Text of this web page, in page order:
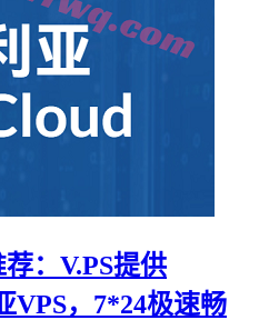
：V.PS提供
VPS，7*24极速畅